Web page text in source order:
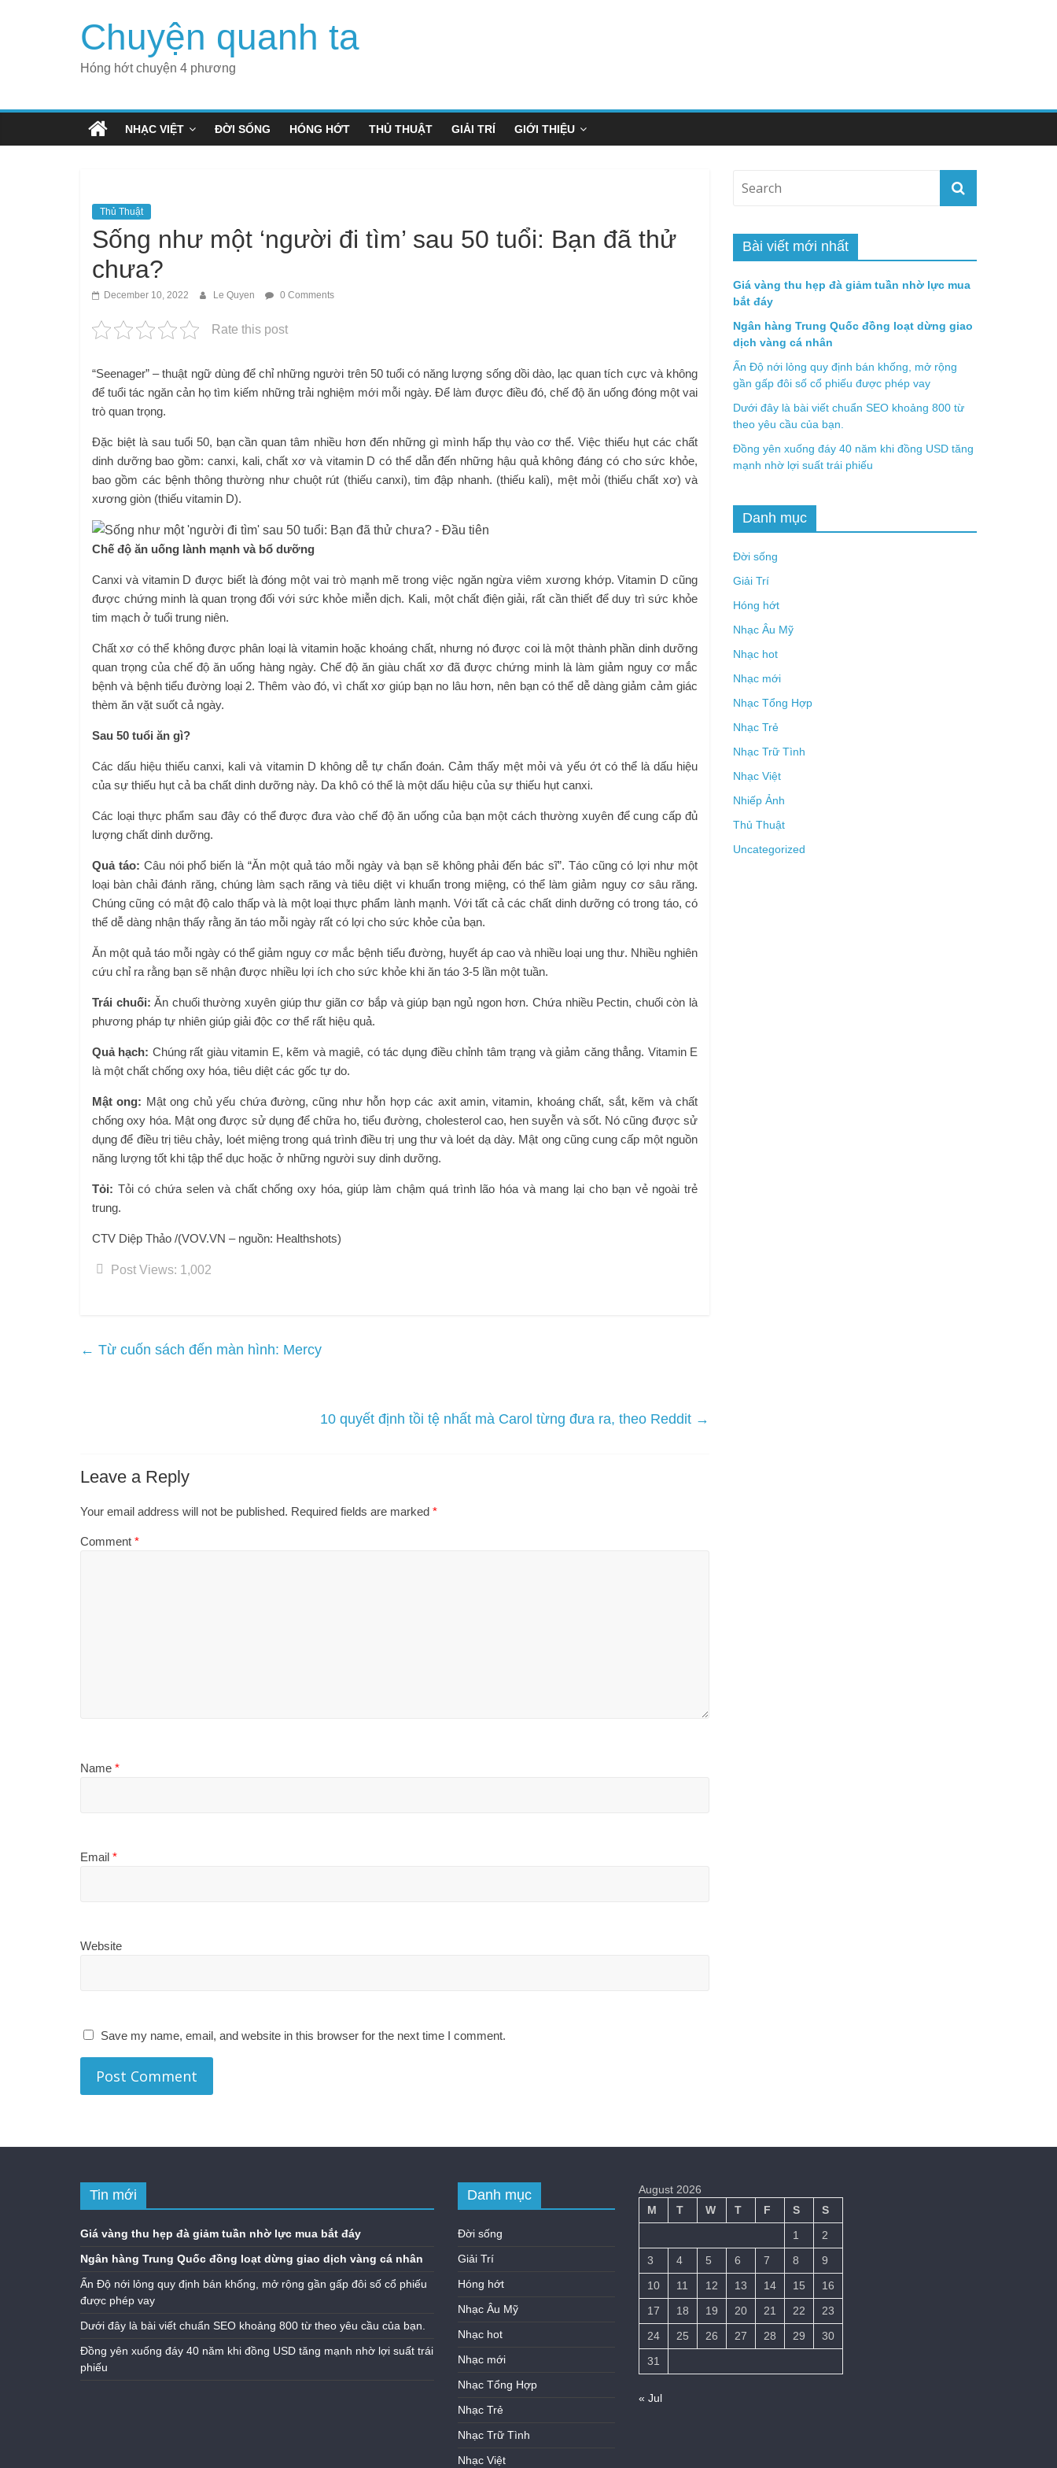
Chuyện quanh ta
Hóng hớt chuyện 4 phương
NHẠC VIỆT ĐỜI SỐNG HÓNG HỚT THỦ THUẬT GIẢI TRÍ GIỚI THIỆU
Thủ Thuật
Sống như một ‘người đi tìm’ sau 50 tuổi: Bạn đã thử
chưa?
December 10, 2022 Le Quyen 0 Comments
Rate this post
“Seenager” – thuật ngữ dùng để chỉ những người trên 50 tuổi có năng lượng sống dồi dào, lạc quan tích cực và không
để tuổi tác ngăn cản họ tìm kiếm những trải nghiệm mới mỗi ngày. Để làm được điều đó, chế độ ăn uống đóng một vai
trò quan trọng.
Đặc biệt là sau tuổi 50, bạn cần quan tâm nhiều hơn đến những gì mình hấp thụ vào cơ thể. Việc thiếu hụt các chất
dinh dưỡng bao gồm: canxi, kali, chất xơ và vitamin D có thể dẫn đến những hậu quả không đáng có cho sức khỏe,
bao gồm các bệnh thông thường như chuột rút (thiếu canxi), tim đập nhanh. (thiếu kali), mệt mỏi (thiếu chất xơ) và
xương giòn (thiếu vitamin D).
Chế độ ăn uống lành mạnh và bổ dưỡng
Canxi và vitamin D được biết là đóng một vai trò mạnh mẽ trong việc ngăn ngừa viêm xương khớp. Vitamin D cũng
được chứng minh là quan trọng đối với sức khỏe miễn dịch. Kali, một chất điện giải, rất cần thiết để duy trì sức khỏe
tim mạch ở tuổi trung niên.
Chất xơ có thể không được phân loại là vitamin hoặc khoáng chất, nhưng nó được coi là một thành phần dinh dưỡng
quan trọng của chế độ ăn uống hàng ngày. Chế độ ăn giàu chất xơ đã được chứng minh là làm giảm nguy cơ mắc
bệnh và bệnh tiểu đường loại 2. Thêm vào đó, vì chất xơ giúp bạn no lâu hơn, nên bạn có thể dễ dàng giảm cảm giác
thèm ăn vặt suốt cả ngày.
Sau 50 tuổi ăn gì?
Các dấu hiệu thiếu canxi, kali và vitamin D không dễ tự chẩn đoán. Cảm thấy mệt mỏi và yếu ớt có thể là dấu hiệu
của sự thiếu hụt cả ba chất dinh dưỡng này. Da khô có thể là một dấu hiệu của sự thiếu hụt canxi.
Các loại thực phẩm sau đây có thể được đưa vào chế độ ăn uống của bạn một cách thường xuyên để cung cấp đủ
lượng chất dinh dưỡng.
Quả táo: Câu nói phổ biến là “Ăn một quả táo mỗi ngày và bạn sẽ không phải đến bác sĩ”. Táo cũng có lợi như một
loại bàn chải đánh răng, chúng làm sạch răng và tiêu diệt vi khuẩn trong miệng, có thể làm giảm nguy cơ sâu răng.
Chúng cũng có mật độ calo thấp và là một loại thực phẩm lành mạnh. Với tất cả các chất dinh dưỡng có trong táo, có
thể dễ dàng nhận thấy rằng ăn táo mỗi ngày rất có lợi cho sức khỏe của bạn.
Ăn một quả táo mỗi ngày có thể giảm nguy cơ mắc bệnh tiểu đường, huyết áp cao và nhiều loại ung thư. Nhiều nghiên
cứu chỉ ra rằng bạn sẽ nhận được nhiều lợi ích cho sức khỏe khi ăn táo 3-5 lần một tuần.
Trái chuối: Ăn chuối thường xuyên giúp thư giãn cơ bắp và giúp bạn ngủ ngon hơn. Chứa nhiều Pectin, chuối còn là
phương pháp tự nhiên giúp giải độc cơ thể rất hiệu quả.
Quả hạch: Chúng rất giàu vitamin E, kẽm và magiê, có tác dụng điều chỉnh tâm trạng và giảm căng thẳng. Vitamin E
là một chất chống oxy hóa, tiêu diệt các gốc tự do.
Mật ong: Mật ong chủ yếu chứa đường, cũng như hỗn hợp các axit amin, vitamin, khoáng chất, sắt, kẽm và chất
chống oxy hóa. Mật ong được sử dụng để chữa ho, tiểu đường, cholesterol cao, hen suyễn và sốt. Nó cũng được sử
dụng để điều trị tiêu chảy, loét miệng trong quá trình điều trị ung thư và loét dạ dày. Mật ong cũng cung cấp một nguồn
năng lượng tốt khi tập thể dục hoặc ở những người suy dinh dưỡng.
Tỏi: Tỏi có chứa selen và chất chống oxy hóa, giúp làm chậm quá trình lão hóa và mang lại cho bạn vẻ ngoài trẻ
trung.
CTV Diệp Thảo /(VOV.VN – nguồn: Healthshots)
Post Views: 1,002
← Từ cuốn sách đến màn hình: Mercy
10 quyết định tồi tệ nhất mà Carol từng đưa ra, theo Reddit →
Leave a Reply
Your email address will not be published. Required fields are marked *
Comment *
Name *
Email *
Website
Save my name, email, and website in this browser for the next time I comment.
Bài viết mới nhất
Giá vàng thu hẹp đà giảm tuần nhờ lực mua
bắt đáy
Ngân hàng Trung Quốc đồng loạt dừng giao
dịch vàng cá nhân
Ấn Độ nới lỏng quy định bán khống, mở rộng
gần gấp đôi số cổ phiếu được phép vay
Dưới đây là bài viết chuẩn SEO khoảng 800 từ
theo yêu cầu của bạn.
Đồng yên xuống đáy 40 năm khi đồng USD tăng
mạnh nhờ lợi suất trái phiếu
Danh mục
Đời sống
Giải Trí
Hóng hớt
Nhạc Âu Mỹ
Nhạc hot
Nhạc mới
Nhạc Tổng Hợp
Nhạc Trẻ
Nhạc Trữ Tình
Nhạc Việt
Nhiếp Ảnh
Thủ Thuật
Uncategorized
Tin mới
Giá vàng thu hẹp đà giảm tuần nhờ lực mua bắt đáy
Ngân hàng Trung Quốc đồng loạt dừng giao dịch vàng cá nhân
Ấn Độ nới lỏng quy định bán khống, mở rộng gần gấp đôi số cổ phiếu
được phép vay
Dưới đây là bài viết chuẩn SEO khoảng 800 từ theo yêu cầu của bạn.
Đồng yên xuống đáy 40 năm khi đồng USD tăng mạnh nhờ lợi suất trái
phiếu
Danh mục
Đời sống
Giải Trí
Hóng hớt
Nhạc Âu Mỹ
Nhạc hot
Nhạc mới
Nhạc Tổng Hợp
Nhạc Trẻ
Nhạc Trữ Tình
Nhạc Việt
August 2026
M
T W T F S
S
1
2
3
4 5 6 7 8
9
10
11 12 13 14 15
16
17
18 19 20 21 22
23
24
25 26 27 28 29
30
31
« Jul